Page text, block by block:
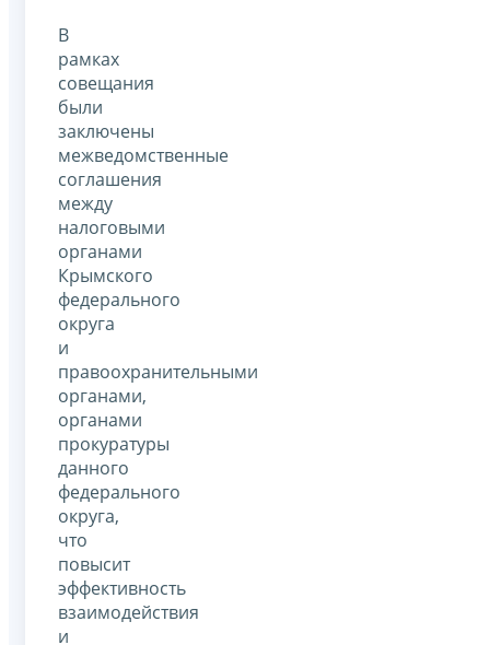
В
рамках
совещания
были
заключены
межведомственные
соглашения
между
налоговыми
органами
Крымского
федерального
округа
и
правоохранительными
органами,
органами
прокуратуры
данного
федерального
округа,
что
повысит
эффективность
взаимодействия
и